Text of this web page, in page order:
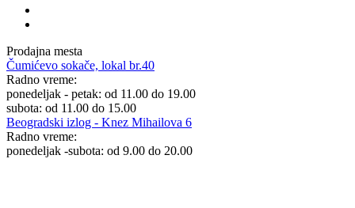
Prodajna mesta
Čumićevo sokače, lokal br.40
Radno vreme:
ponedeljak - petak: od 11.00 do 19.00
subota: od 11.00 do 15.00
Beogradski izlog - Knez Mihailova 6
Radno vreme:
ponedeljak -subota: od 9.00 do 20.00